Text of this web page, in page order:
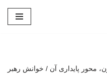
محور پایداری آن / خوانش رهبر